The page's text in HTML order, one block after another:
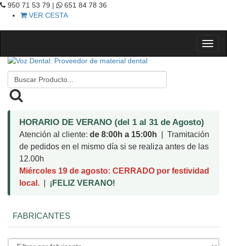
950 71 53 79 |
651 84 78 36
VER CESTA
HORARIO DE VERANO (del 1 al 31 de Agosto)
Atención al cliente: de 8:00h a 15:00h | Tramitación
de pedidos en el mismo día si se realiza antes de las
12.00h
Miércoles 19 de agosto: CERRADO por festividad
local.
¡FELIZ VERANO!
FABRICANTES